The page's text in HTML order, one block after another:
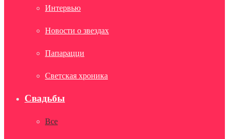
Интервью
Новости о звездах
Папарацци
Светская хроника
Свадьбы
Все